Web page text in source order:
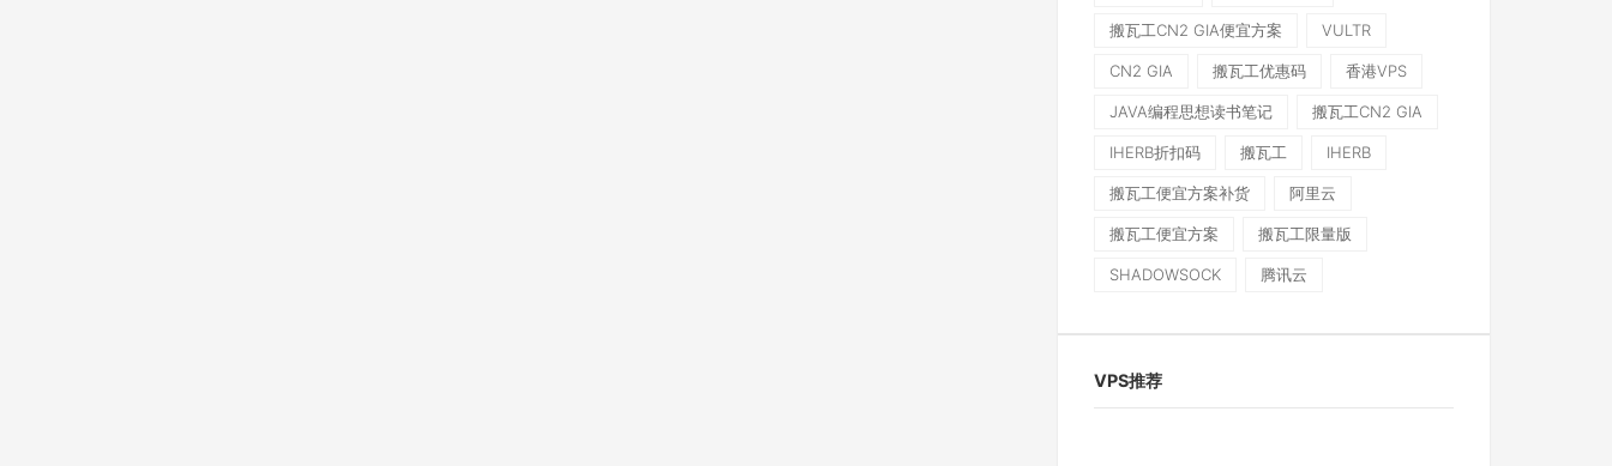
搬瓦工CN2 GIA便宜方案 VULTR
CN2 GIA 搬瓦工优惠码 香港VPS
JAVA编程思想读书笔记 搬瓦工CN2 GIA
IHERB折扣码 搬瓦工 IHERB
搬瓦工便宜方案补货 阿里云
搬瓦工便宜方案 搬瓦工限量版
SHADOWSOCK 腾讯云
VPS推荐